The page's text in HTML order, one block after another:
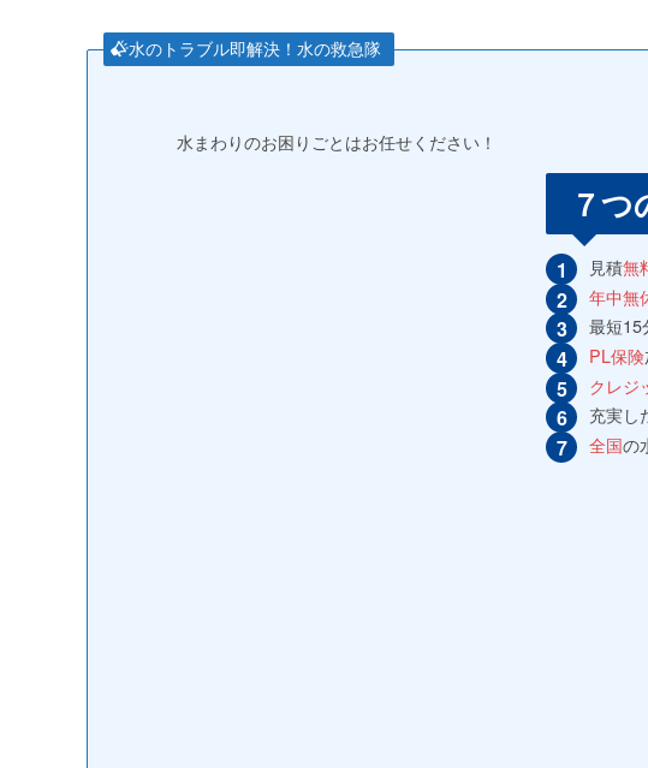
水のトラブル即解決！水の救急隊
水まわりのお困りごとはお任せください！
７つ
見積無
年中無
最短15
PL保険
クレジ
充実し
全国の